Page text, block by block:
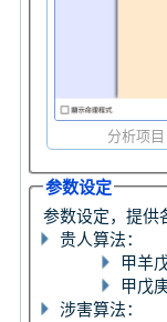
分析项目
参数设定
参数设定，提供
贵人算法：
甲羊
甲戊
涉害算法：